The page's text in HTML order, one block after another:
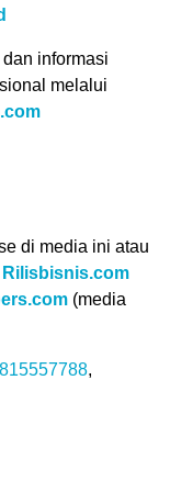
informasi
melalui
di media ini atau
Rilisbisnis.com
(media
,